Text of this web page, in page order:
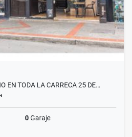
EN TODA LA CARRECA 25 DE…
0Garaje